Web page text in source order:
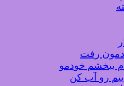
رفت
ببخشم خودمو
رو آب کن